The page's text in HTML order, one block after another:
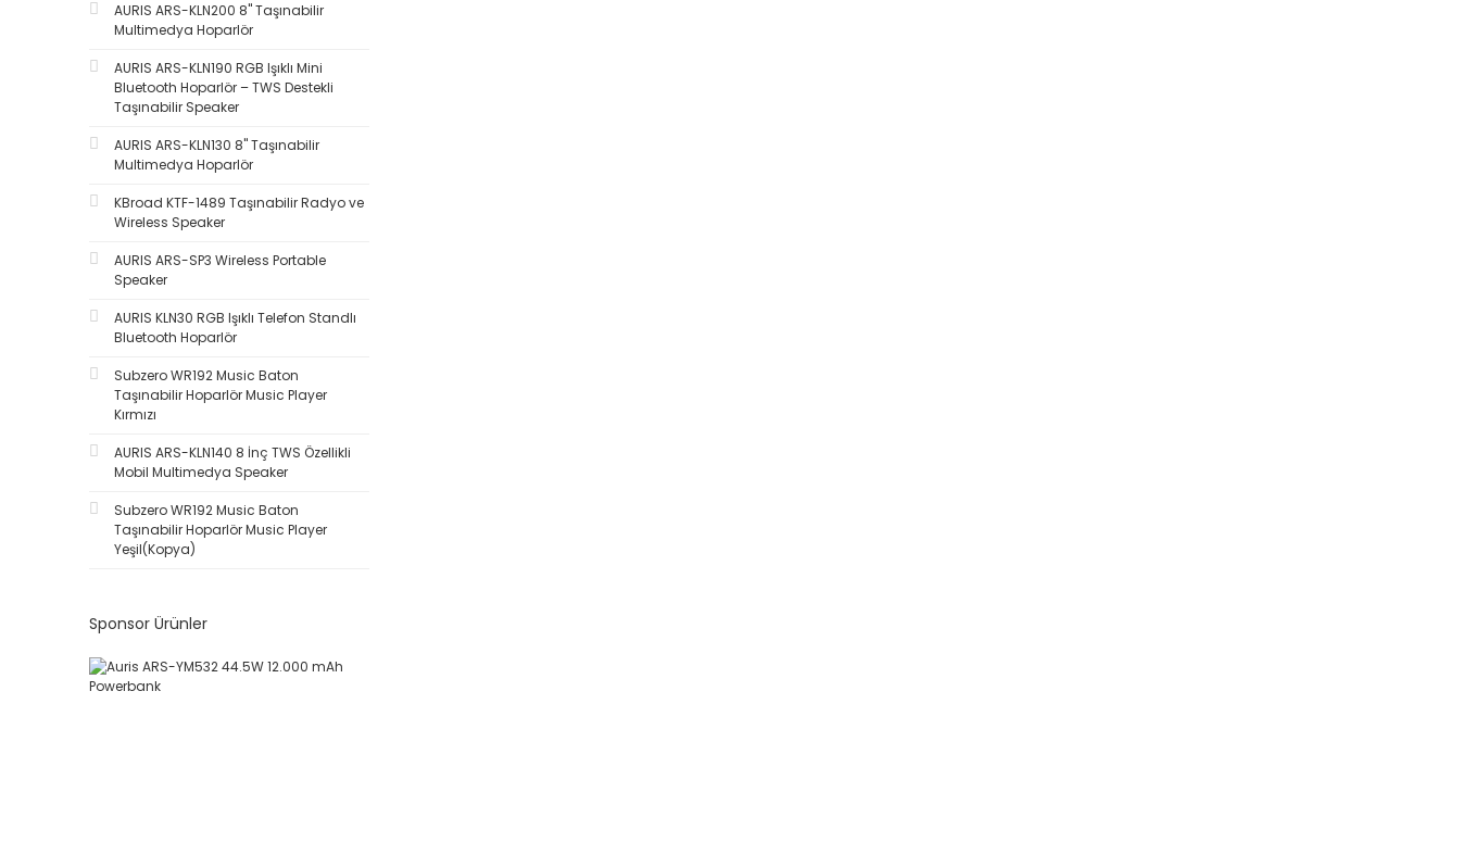
AURIS ARS-KLN200 8'' Taşınabilir
Multimedya Hoparlör
AURIS ARS-KLN190 RGB Işıklı Mini
Bluetooth Hoparlör – TWS Destekli
Taşınabilir Speaker
AURIS ARS-KLN130 8'' Taşınabilir
Multimedya Hoparlör
KBroad KTF-1489 Taşınabilir Radyo ve
Wireless Speaker
AURIS ARS-SP3 Wireless Portable
Speaker
AURIS KLN30 RGB Işıklı Telefon Standlı
Bluetooth Hoparlör
Subzero WR192 Music Baton
Taşınabilir Hoparlör Music Player
Kırmızı
AURIS ARS-KLN140 8 İnç TWS Özellikli
Mobil Multimedya Speaker
Subzero WR192 Music Baton
Taşınabilir Hoparlör Music Player
Yeşil(Kopya)
Sponsor Ürünler